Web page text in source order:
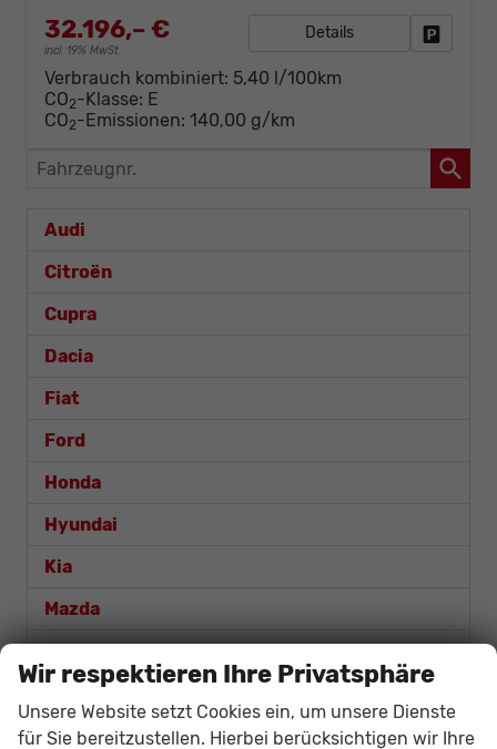
32.196,– €
incl. 19% MwSt.
Details
Verbrauch kombiniert: 5,40 l/100km
CO2-Klasse: E
CO2-Emissionen: 140,00 g/km
Fahrzeugnr.
Audi
Citroën
Cupra
Dacia
Fiat
Ford
Honda
Hyundai
Kia
Mazda
Mercedes-Benz
Nissan
Wir respektieren Ihre Privatsphäre
Unsere Website setzt Cookies ein, um unsere Dienste
für Sie bereitzustellen. Hierbei berücksichtigen wir Ihre